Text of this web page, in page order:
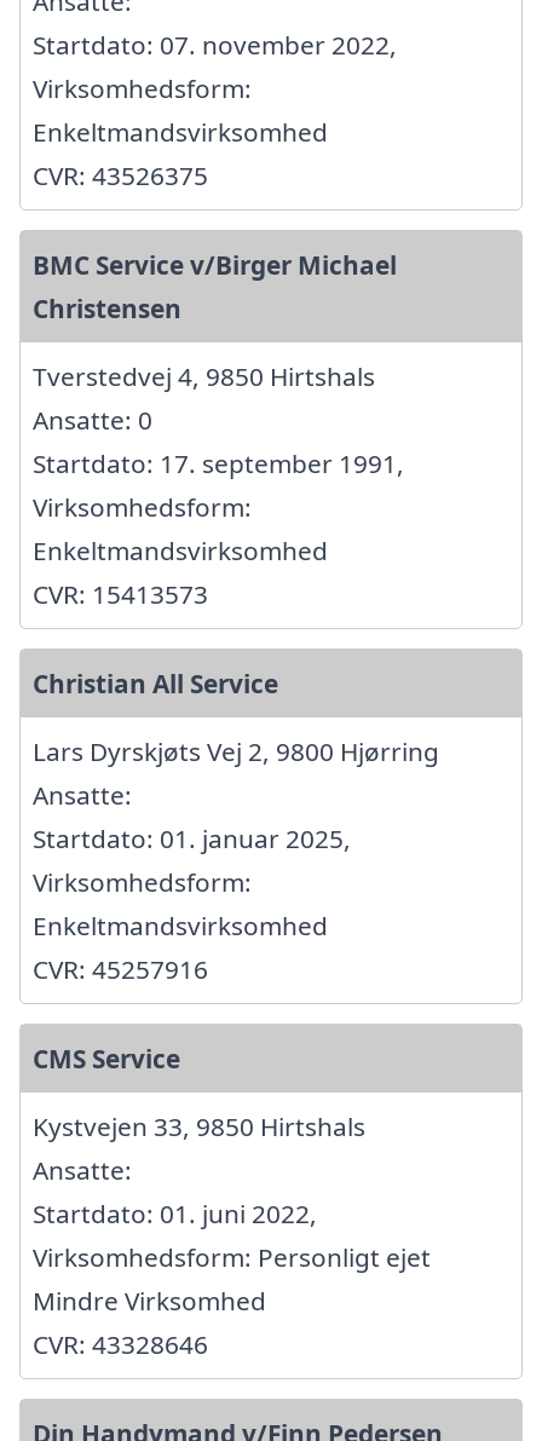
Startdato: 07. november 2022,
Virksomhedsform:
Enkeltmandsvirksomhed
CVR: 43526375
BMC Service v/Birger Michael
Christensen
Tverstedvej 4, 9850 Hirtshals
Ansatte: 0
Startdato: 17. september 1991,
Virksomhedsform:
Enkeltmandsvirksomhed
CVR: 15413573
Christian All Service
Lars Dyrskjøts Vej 2, 9800 Hjørring
Ansatte:
Startdato: 01. januar 2025,
Virksomhedsform:
Enkeltmandsvirksomhed
CVR: 45257916
CMS Service
Kystvejen 33, 9850 Hirtshals
Ansatte:
Startdato: 01. juni 2022,
Virksomhedsform: Personligt ejet
Mindre Virksomhed
CVR: 43328646
Din Handymand v/Finn Pedersen